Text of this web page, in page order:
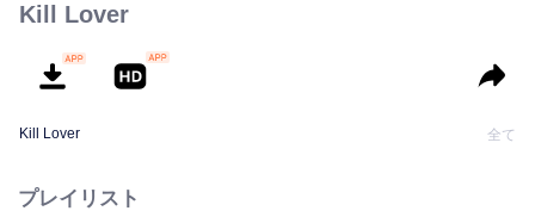
Kill Lover
Kill Lover 全て
プレイリスト